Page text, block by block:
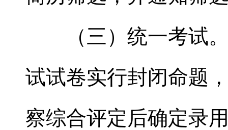
（三）统一考试。
试试卷实行封闭命题
察综合评定后确定录